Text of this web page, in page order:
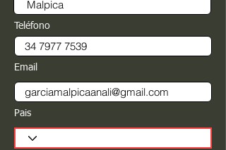
Teléfono
Email
Pais